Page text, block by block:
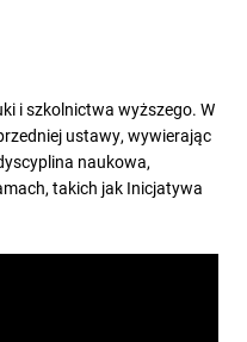
i szkolnictwa wyższego. W
ustawy, wywierając
naukowa,
takich jak Inicjatywa